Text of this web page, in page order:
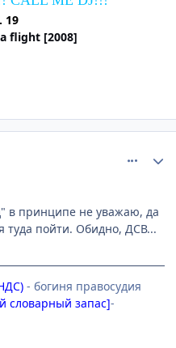
19
flight [2008]
в принципе не уважаю, да
туда пойти. Обидно, ДСВ...
- богиня правосудия
словарный запас]-